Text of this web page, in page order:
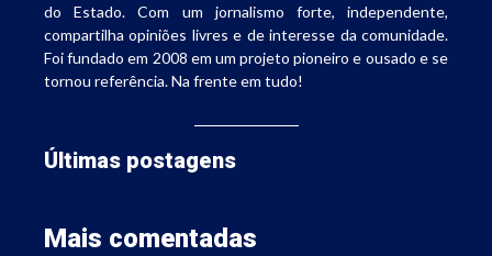
do Estado. Com um jornalismo forte, independente,
compartilha opiniões livres e de interesse da comunidade.
Foi fundado em 2008 em um projeto pioneiro e ousado e se
tornou referência. Na frente em tudo!
Últimas postagens
Mais comentadas